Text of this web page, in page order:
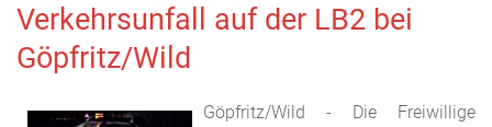
Verkehrsunfall auf der LB2 bei
Göpfritz/Wild
Göpfritz/Wild - Die Freiwillige